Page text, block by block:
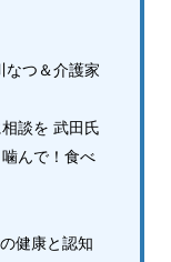
なつ＆介護家
談を 武田氏
んで！食べ
健康と認知